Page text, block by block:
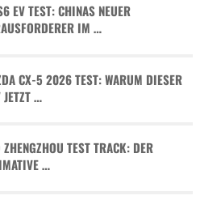
EV TEST: CHINAS NEUER
IM …
CX-5 2026 TEST: WARUM DIESER
JETZT …
ZHENGZHOU TEST TRACK: DER
…